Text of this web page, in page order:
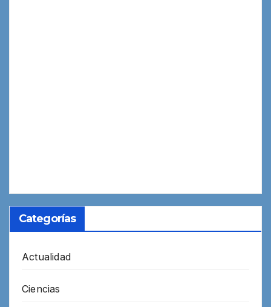
Categorías
Actualidad
Ciencias